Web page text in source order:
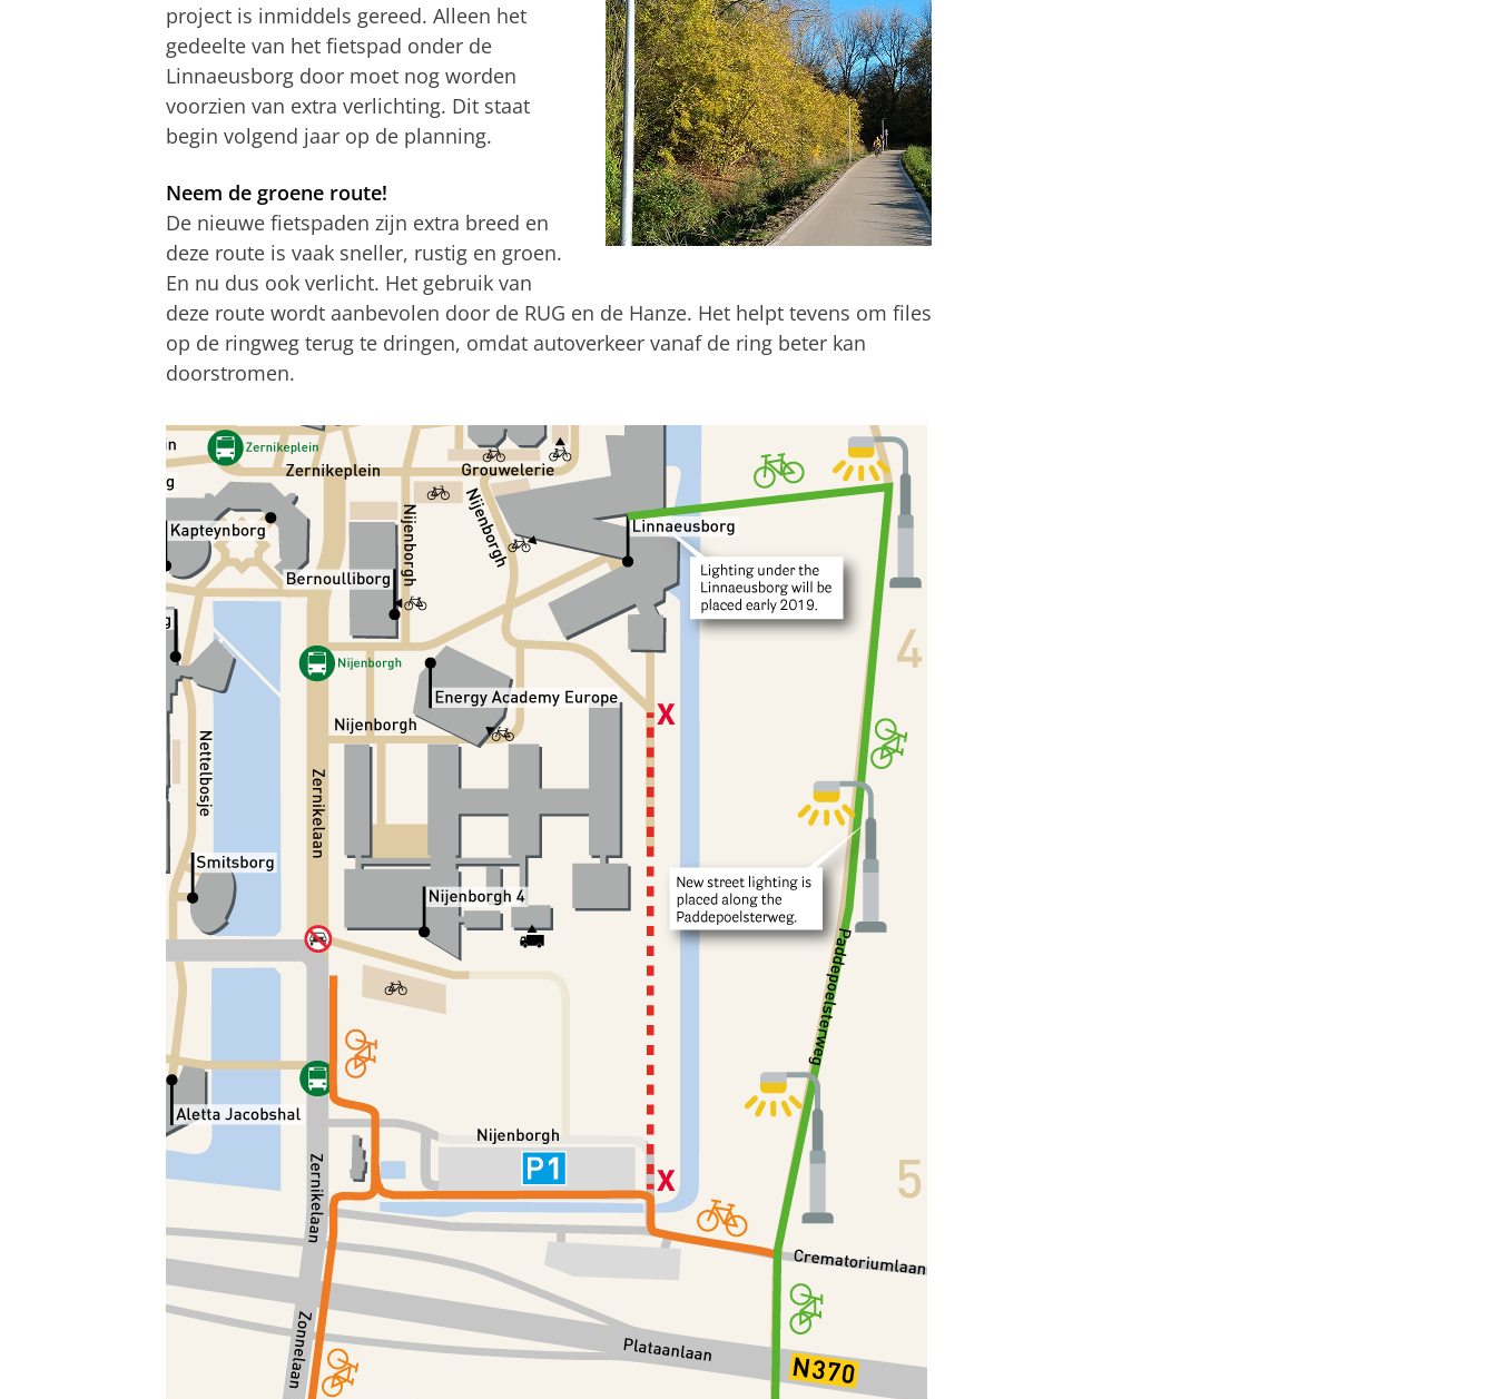
project is inmiddels gereed. Alleen het
gedeelte van het fietspad onder de
Linnaeusborg door moet nog worden
voorzien van extra verlichting. Dit staat
begin volgend jaar op de planning.
Neem de groene route!
De nieuwe fietspaden zijn extra breed en
deze route is vaak sneller, rustig en groen.
En nu dus ook verlicht. Het gebruik van
deze route wordt aanbevolen door de RUG en de Hanze. Het helpt tevens om files
op de ringweg terug te dringen, omdat autoverkeer vanaf de ring beter kan
doorstromen.